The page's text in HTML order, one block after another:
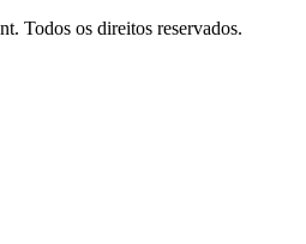
Todos os direitos reservados.